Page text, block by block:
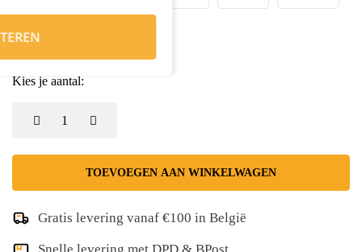
XXLarge
Kies je aantal:
TOEVOEGEN AAN WINKELWAGEN
Gratis levering vanaf €100 in België